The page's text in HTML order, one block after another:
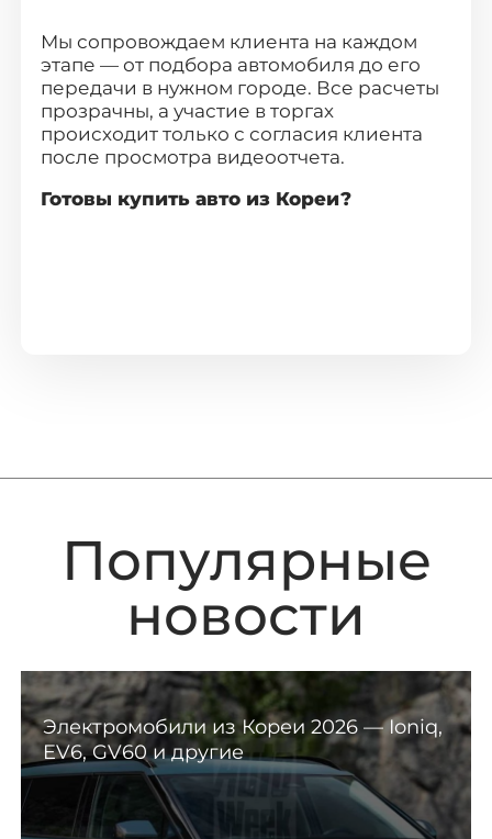
Мы сопровождаем клиента на каждом
этапе — от подбора автомобиля до его
передачи в нужном городе. Все расчеты
прозрачны, а участие в торгах
происходит только с согласия клиента
после просмотра видеоотчета.
Готовы купить авто из Кореи?
Популярные
новости
Электромобили из Кореи 2026 — Ioniq,
EV6, GV60 и другие